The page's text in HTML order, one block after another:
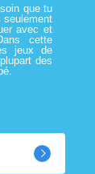
que tu
seulement
avec et
cette
jeux de
des